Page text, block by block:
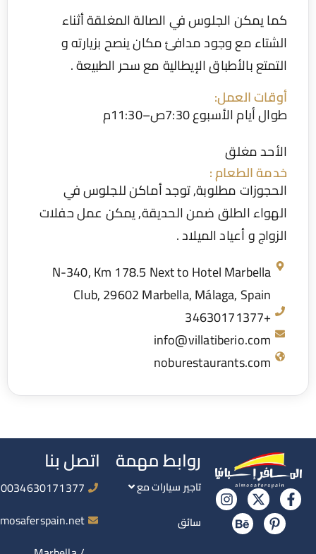
يمكن الجلوس في الصالة المغلقة أثناء
مع وجود مدافئ مكان ينصح بزيارته و
بالأطباق الإيطالية مع سحر الطبيعة .
العمل:
أيام الأسبوع 7:30ص–11:30م
مغلق
الطعام :
مطلوبة, توجد أماكن للجلوس في
الطلق ضمن الحديقة, يمكن عمل حفلات
و أعياد الميلاد .
N-340, Km 178.5 Next to Hotel Marbella
Club, 29602 Marbella, Málaga, Spain
info@villatiberio.com
noburestaurants.com
روابط مهمة
تاجير سيارات مع
سائق
اتصل بنا
0034630171377
info@almosaferspain.net